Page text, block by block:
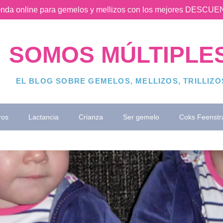
online para gemelos y mellizos con los mejores
SOMOS
EL BLOG SOBRE GEMELOS, MELLIZOS,
Lactancia Crianza Ser gemelo Coks